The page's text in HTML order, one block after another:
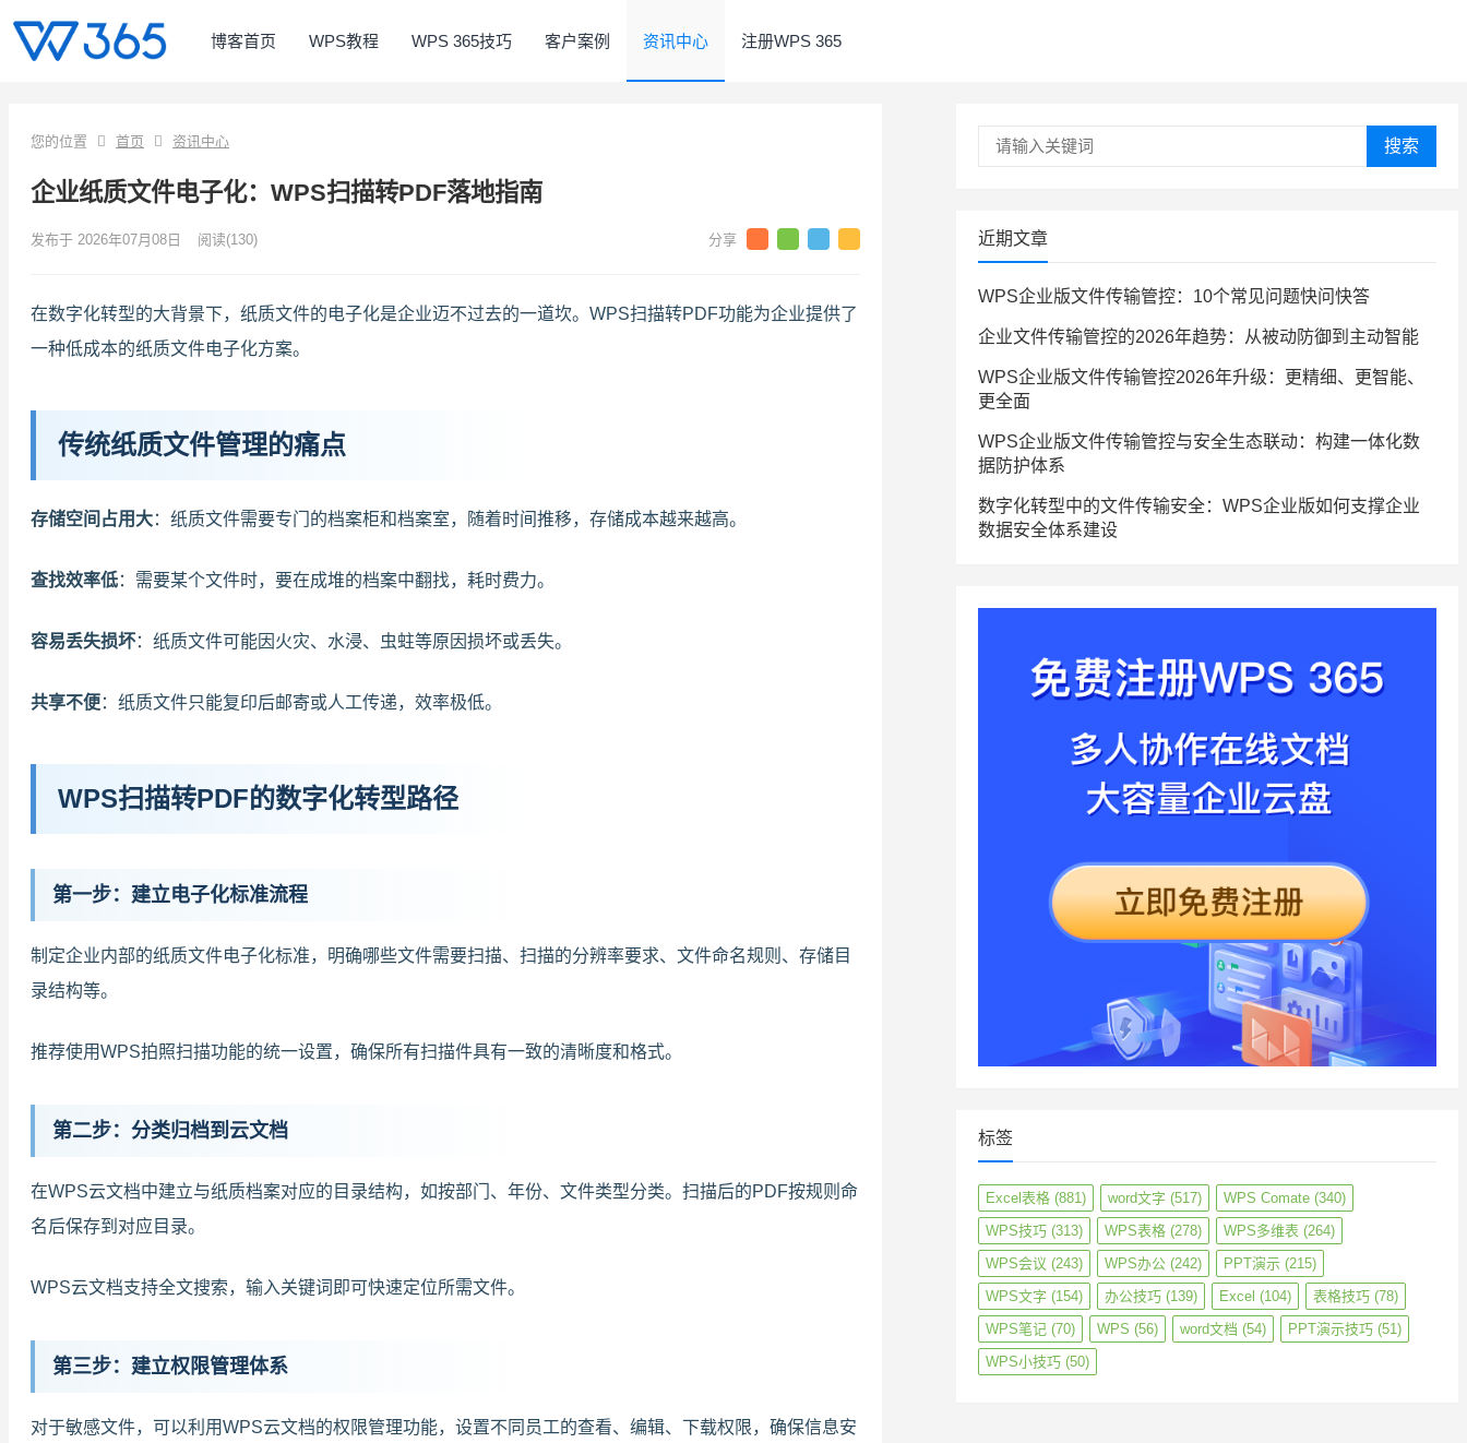
博客首页 WPS教程 WPS 365技巧 客户案例 资讯中心 注册WPS 365
您的位置 首页 资讯中心
企业纸质文件电子化：WPS扫描转PDF落地指南
发布于 2026年07月08日 阅读(130)
在数字化转型的大背景下，纸质文件的电子化是企业迈不过去的一道坎。WPS扫描转PDF功能为企业提供了
一种低成本的纸质文件电子化方案。
传统纸质文件管理的痛点
存储空间占用大：纸质文件需要专门的档案柜和档案室，随着时间推移，存储成本越来越高。
查找效率低：需要某个文件时，要在成堆的档案中翻找，耗时费力。
容易丢失损坏：纸质文件可能因火灾、水浸、虫蛀等原因损坏或丢失。
共享不便：纸质文件只能复印后邮寄或人工传递，效率极低。
WPS扫描转PDF的数字化转型路径
第一步：建立电子化标准流程
制定企业内部的纸质文件电子化标准，明确哪些文件需要扫描、扫描的分辨率要求、文件命名规则、存储目
录结构等。
推荐使用WPS拍照扫描功能的统一设置，确保所有扫描件具有一致的清晰度和格式。
第二步：分类归档到云文档
在WPS云文档中建立与纸质档案对应的目录结构，如按部门、年份、文件类型分类。扫描后的PDF按规则命
名后保存到对应目录。
WPS云文档支持全文搜索，输入关键词即可快速定位所需文件。
第三步：建立权限管理体系
对于敏感文件，可以利用WPS云文档的权限管理功能，设置不同员工的查看、编辑、下载权限，确保信息安
搜索
近期文章
WPS企业版文件传输管控：10个常见问题快问快答
企业文件传输管控的2026年趋势：从被动防御到主动智能
WPS企业版文件传输管控2026年升级：更精细、更智能、
更全面
WPS企业版文件传输管控与安全生态联动：构建一体化数
据防护体系
数字化转型中的文件传输安全：WPS企业版如何支撑企业
数据安全体系建设
标签
Excel表格 (881) word文字 (517) WPS Comate (340)
WPS技巧 (313) WPS表格 (278) WPS多维表 (264)
WPS会议 (243) WPS办公 (242) PPT演示 (215)
WPS文字 (154) 办公技巧 (139) Excel (104) 表格技巧 (78)
WPS笔记 (70) WPS (56) word文档 (54) PPT演示技巧 (51)
WPS小技巧 (50)